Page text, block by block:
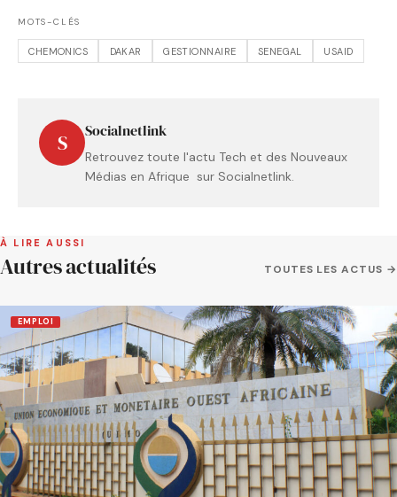
MOTS-CLÉS
CHEMONICS DAKAR GESTIONNAIRE SENEGAL USAID
S Socialnetlink
Retrouvez toute l'actu Tech et des Nouveaux
Médias en Afrique sur Socialnetlink.
À LIRE AUSSI
Autres actualités TOUTES LES ACTUS →
EMPLOI